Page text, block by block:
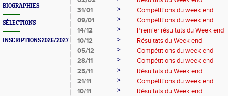
BIOGRAPHIES
SÉLECTIONS
INSCRIPTIONS 2026/2027
31/01
>
Compétitions du week end
09/01
>
Compétitions du week end
14/12
>
Premier résultats du Week end
10/12
>
Résultats du Week end
05/12
>
Compétitions du week end
28/11
>
Compétitions du week end
25/11
>
Résultats du Week end
21/11
>
Compétitions du week end
10/11
>
Résultats du Week end